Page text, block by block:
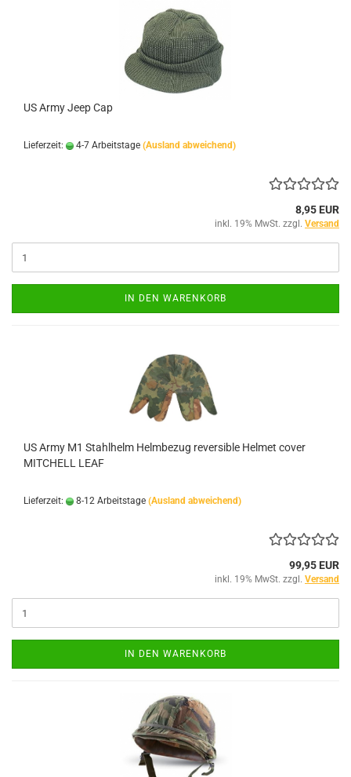
US Army Jeep Cap
Lieferzeit: 4-7 Arbeitstage (Ausland abweichend)
8,95 EUR
inkl. 19% MwSt. zzgl. Versand
IN DEN WARENKORB
US Army M1 Stahlhelm Helmbezug reversible Helmet cover
MITCHELL LEAF
Lieferzeit: 8-12 Arbeitstage (Ausland abweichend)
99,95 EUR
inkl. 19% MwSt. zzgl. Versand
IN DEN WARENKORB